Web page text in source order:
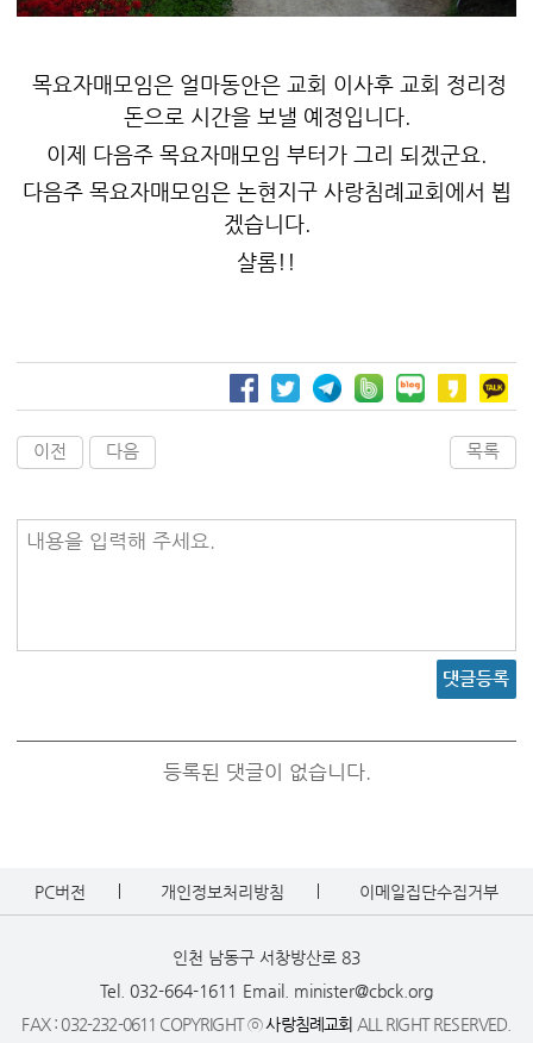
목요자매모임은 얼마동안은 교회 이사후 교회 정리정
돈으로 시간을 보낼 예정입니다.
이제 다음주 목요자매모임 부터가 그리 되겠군요.
다음주 목요자매모임은 논현지구 사랑침례교회에서 뵙
겠습니다.
샬롬!!
이전 다음 목록
내용을 입력해 주세요.
댓글등록
등록된 댓글이 없습니다.
PC버전 개인정보처리방침 이메일집단수집거부
인천 남동구 서창방산로 83
Tel. 032-664-1611 Email. minister@cbck.org
FAX : 032-232-0611 COPYRIGHT ⓒ사랑침례교회 ALL RIGHT RESERVED.